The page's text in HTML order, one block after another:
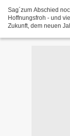
Sag´zum Abschied
Hoffnungsfroh - und
Zukunft, dem neuen